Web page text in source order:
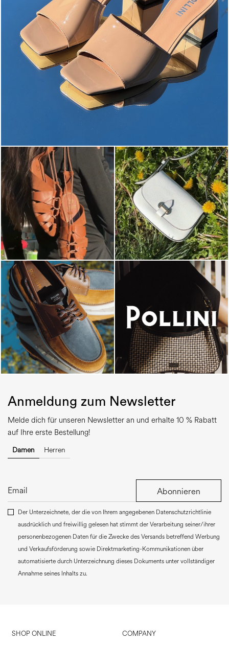
The most-wanted mules and sandals are now on sale. ...
Anmeldung zum Newsletter
Melde dich für unseren Newsletter an und erhalte 10 % Rabatt
auf Ihre erste Bestellung!
Damen Herren
Abonnieren
Der Unterzeichnete, der die von Ihrem angegebenen Datenschutzrichtlinie
ausdrücklich und freiwillig gelesen hat stimmt der Verarbeitung seiner/ihrer
personenbezogenen Daten für die Zwecke des Versands betreffend Werbung
und Verkaufsförderung sowie Direktmarketing-Kommunikationen über
automatisierte durch Unterzeichnung dieses Dokuments unter vollständiger
Annahme seines Inhalts zu.
SHOP ONLINE COMPANY